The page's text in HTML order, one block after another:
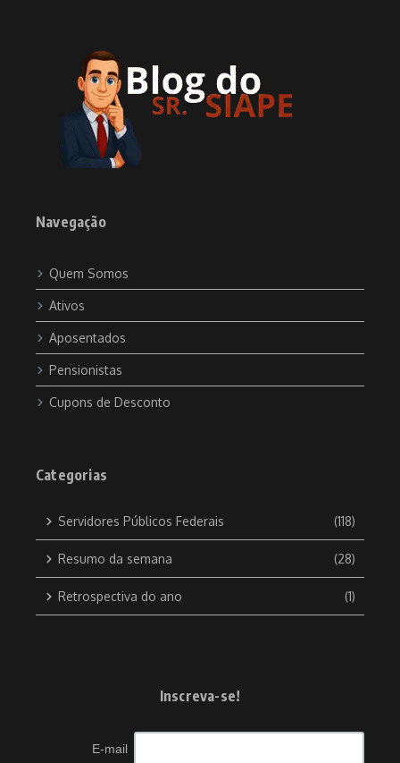
Navegação
Quem Somos
Ativos
Aposentados
Pensionistas
Cupons de Desconto
Categorias
Servidores Públicos Federais (118)
Resumo da semana (28)
Retrospectiva do ano (1)
Inscreva-se!
E-mail